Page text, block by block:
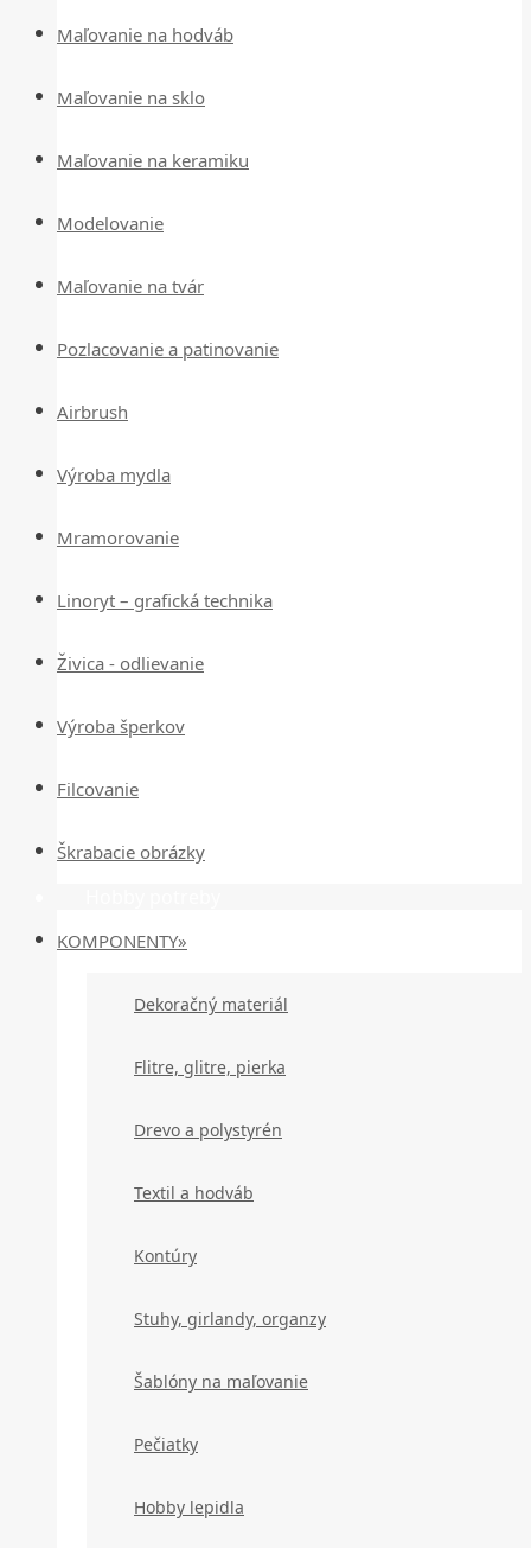
Maľovanie na hodváb
Maľovanie na sklo
Maľovanie na keramiku
Modelovanie
Maľovanie na tvár
Pozlacovanie a patinovanie
Airbrush
Výroba mydla
Mramorovanie
Linoryt – grafická technika
Živica - odlievanie
Výroba šperkov
Filcovanie
Škrabacie obrázky
KOMPONENTY»
Dekoračný materiál
Flitre, glitre, pierka
Drevo a polystyrén
Textil a hodváb
Kontúry
Stuhy, girlandy, organzy
Šablóny na maľovanie
Pečiatky
Hobby lepidla